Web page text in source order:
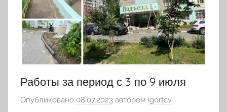
Работы за период с 3 по 9 июля
Опубликовано 08.07.2023 автором igortcv